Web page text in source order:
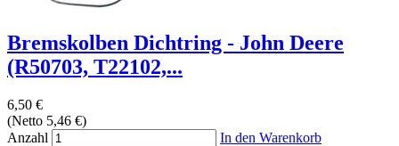
Bremskolben Dichtring - John Deere
(R50703, T22102,...
6,50 €
(Netto 5,46 €)
Anzahl
In den Warenkorb